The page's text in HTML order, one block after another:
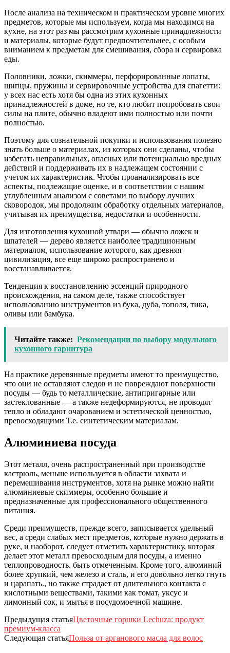
После анализа на техническом и практическом уровне многих
предметов, которые мы используем, когда мы находимся на
кухне, на этот раз мы рассмотрим кухонные принадлежности
и материалы, которые будут предпочтительнее, с особым
вниманием к предметам для смешивания, сбора и сервировка
еды.
Половники, ложки, скиммеры, перфорированные лопаты,
щипцы, пружины и сервировочные устройства для спагетти:
у всех нас есть хотя бы одна из этих кухонных
принадлежностей в доме, но те, кто любит попробовать свои
силы на плите, обычно владеют ими полностью или почти
полностью.
Поэтому для сознательной покупки и использования полезно
знать больше о материалах, из которых они сделаны, чтобы
избегать неправильных, опасных или потенциально вредных
действий и поддерживать их в надлежащем состоянии с
учетом их характеристик. Чтобы проанализировать все
аспекты, подлежащие оценке, и в соответствии с нашим
углубленным анализом с советами по выбору лучших
сковородок, мы продолжим обработку отдельных материалов,
учитывая их преимущества, недостатки и особенности.
Для изготовления кухонной утвари — обычно ложек и
шпателей — дерево является наиболее традиционным
материалом, использование которого, как древняя
цивилизация, все еще широко распространено и
восстанавливается.
Тенденция к восстановлению эссенций природного
происхождения, на самом деле, также способствует
использованию инструментов из бука, дуба, тополя, тика,
оливы или бамбука.
Читайте также: Рекомендации по выбору модульного
кухонного гарнитура
На практике деревянные предметы имеют то преимущество,
что они не оставляют следов и не повреждают поверхности
посуды — будь то металлические, антипригарные или
застеклованные — а также недеформируются, не проводят
тепло и обладают очарованием и эстетической ценностью,
превосходящими Т.е. синтетическим материалам.
Алюминиева посуда
Этот металл, очень распространенный при производстве
кастрюль, меньше используется в области захвата и
перемешивания инструментов, хотя на рынке можно найти
алюминиевые скиммеры, особенно большие и
предназначенные для профессионального общественного
питания.
Среди преимуществ, прежде всего, записывается удельный
вес, а среди слабых мест предметов, которые нужно держать в
руке, и наоборот, следует отметить характеристику, которая
делает этот металл превосходным для посуды, а именно
теплопроводность. быть отмеченным. Кроме того, алюминий
более хрупкий, чем железо и сталь, и его довольно легко гнуть
и царапать., но также страдает от длительного контакта с
кислотными веществами, такими как томат, уксус и
лимонный сок, и мытья в посудомоечной машине.
Предыдущая статьяЦветочные горшки Lechuza: продукт
премиум-класса
Следующая статьяПольза от арганового масла для волос